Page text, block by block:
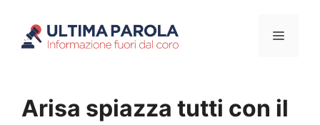
Menu
Arisa spiazza tutti con il